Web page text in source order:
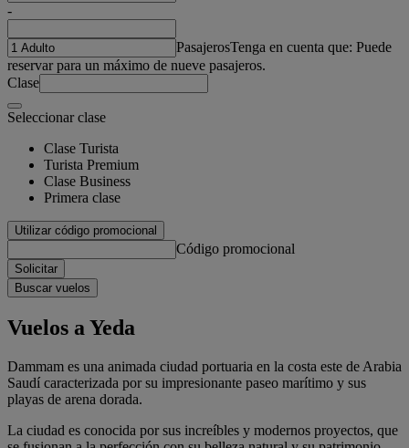
-
PasajerosTenga en cuenta que: Puede
reservar para un máximo de nueve pasajeros.
Clase
Seleccionar clase
Clase Turista
Turista Premium
Clase Business
Primera clase
Utilizar código promocional
Código promocional
Solicitar
Buscar vuelos
Vuelos a Yeda
Dammam es una animada ciudad portuaria en la costa este de Arabia
Saudí caracterizada por su impresionante paseo marítimo y sus
playas de arena dorada.
La ciudad es conocida por sus increíbles y modernos proyectos, que